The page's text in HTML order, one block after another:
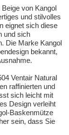
von Kangol
und stilvolles
eignet sich diese
und sich
Die Marke Kangol
bekannt,
Ventair Natural
raffinierten und
sich leicht mit
Design verleiht
Baskenmütze
sein, dass Sie